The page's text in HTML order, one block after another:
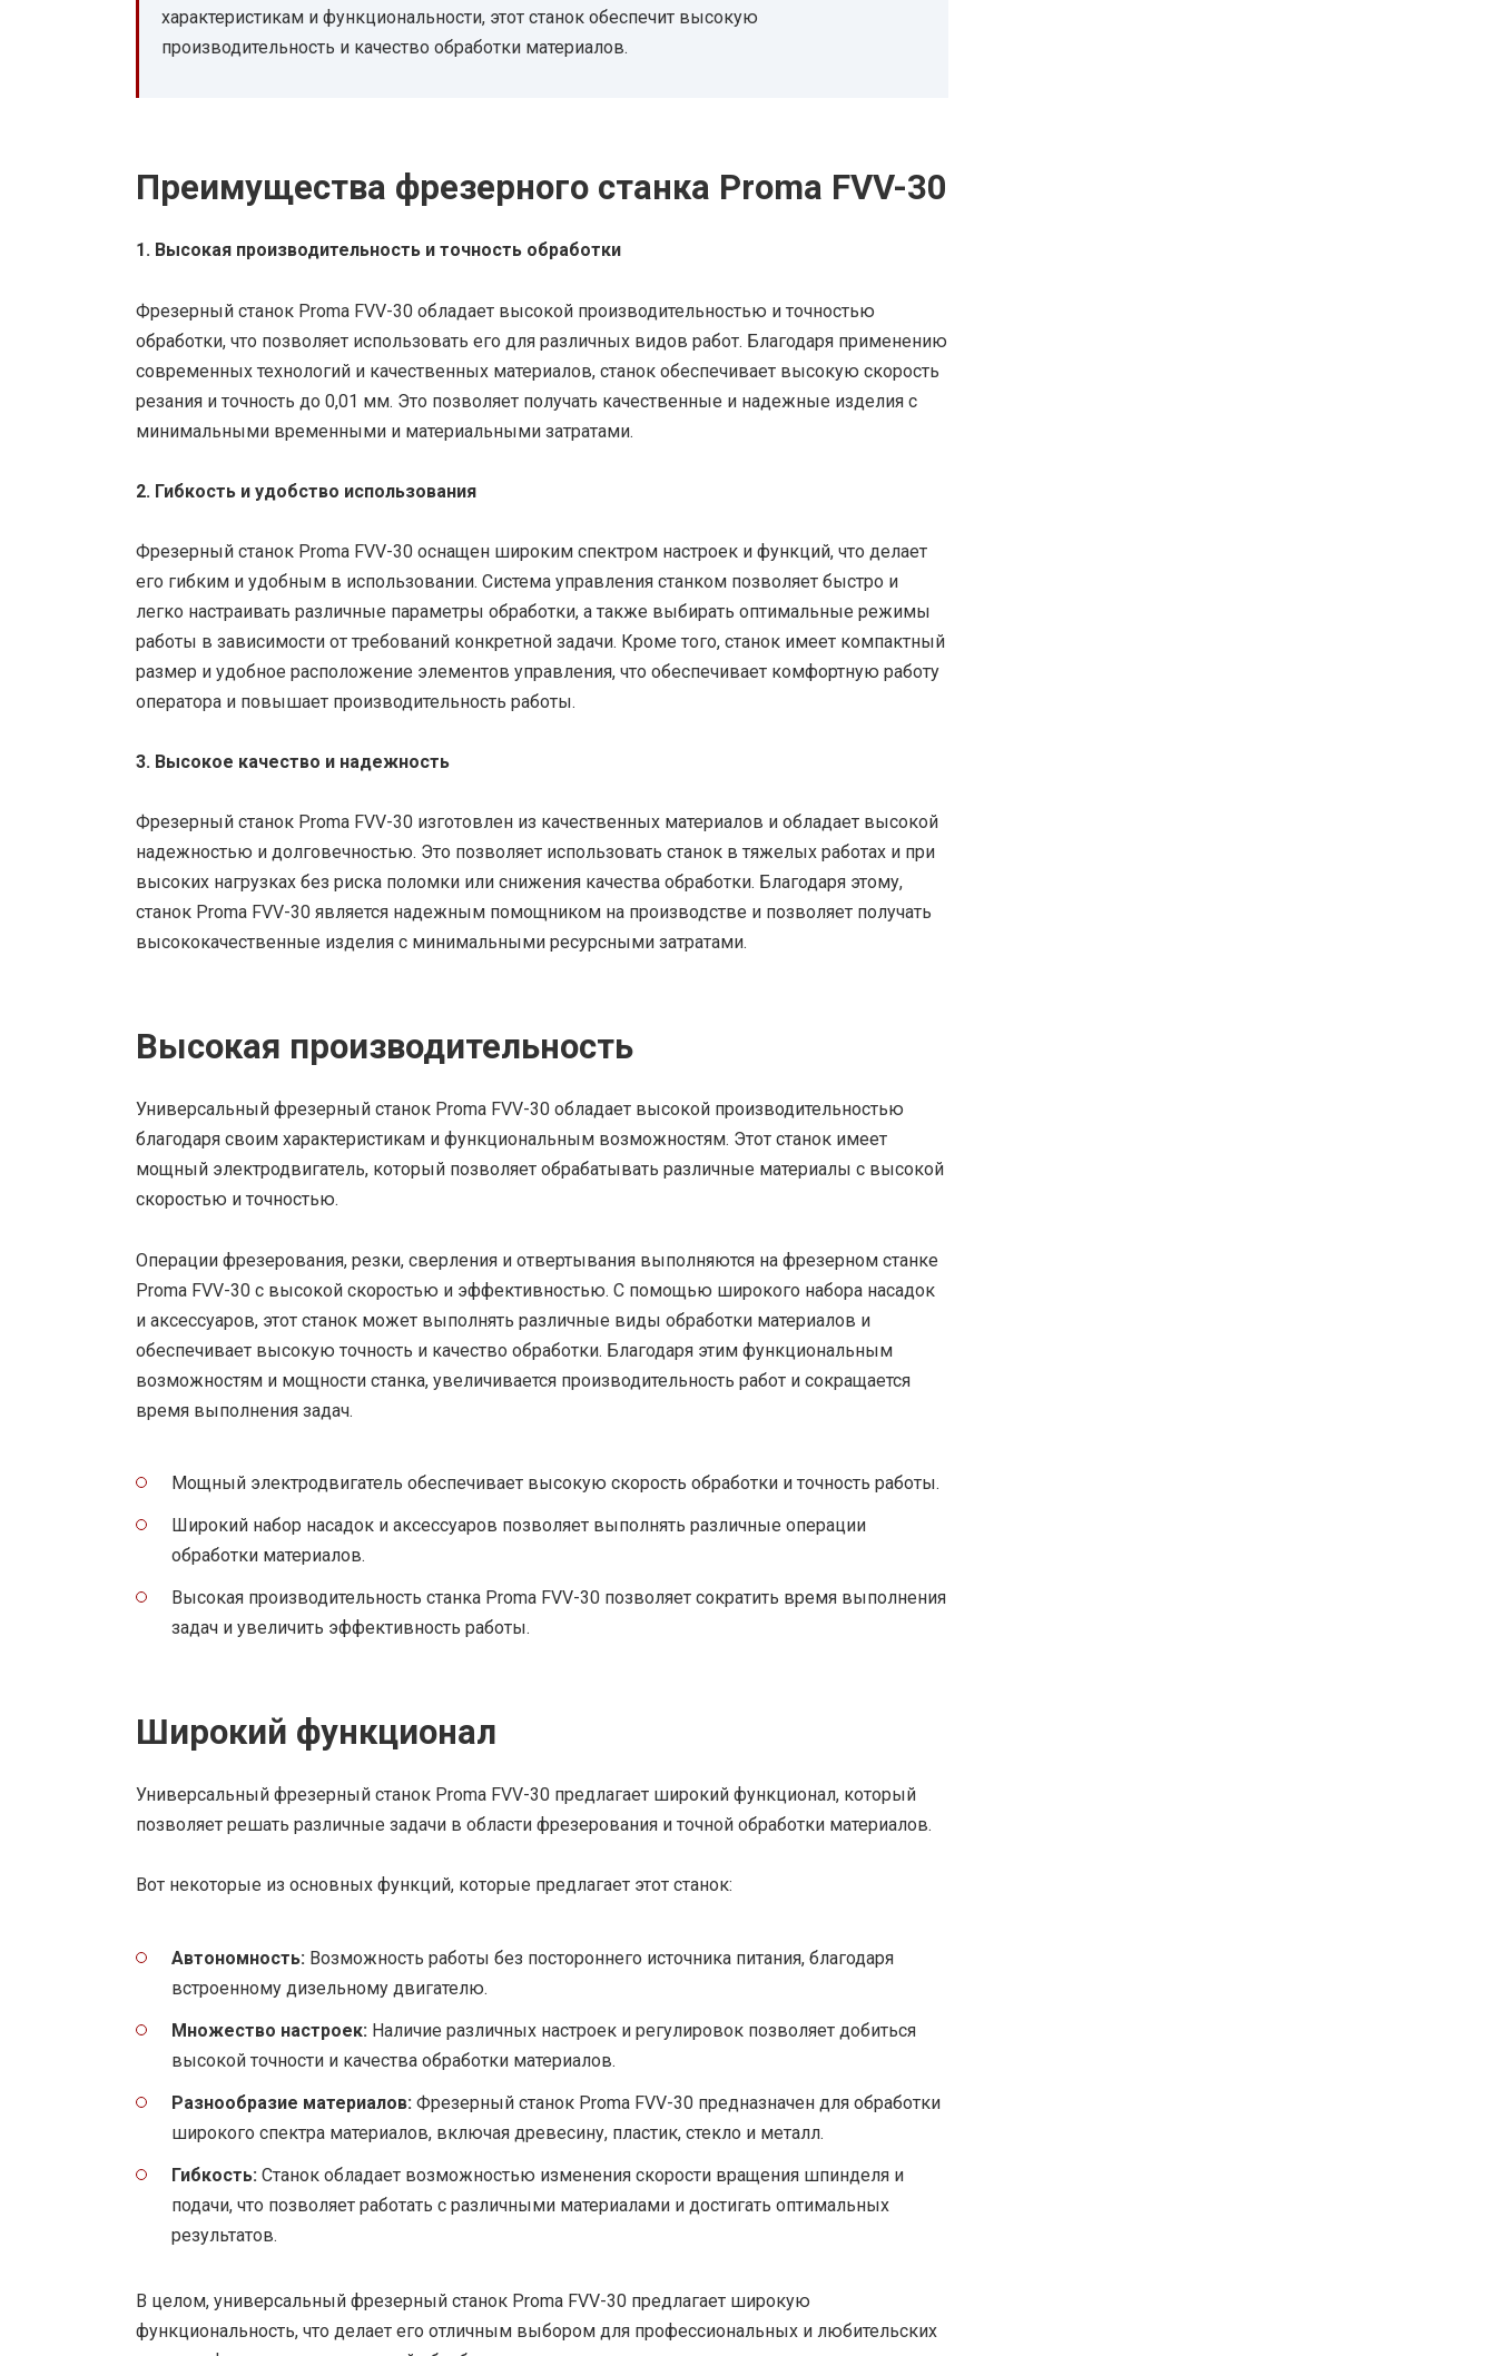
характеристикам и функциональности, этот станок обеспечит высокую
производительность и качество обработки материалов.
Преимущества фрезерного станка Proma FVV-30
1. Высокая производительность и точность обработки
Фрезерный станок Proma FVV-30 обладает высокой производительностью и точностью
обработки, что позволяет использовать его для различных видов работ. Благодаря применению
современных технологий и качественных материалов, станок обеспечивает высокую скорость
резания и точность до 0,01 мм. Это позволяет получать качественные и надежные изделия с
минимальными временными и материальными затратами.
2. Гибкость и удобство использования
Фрезерный станок Proma FVV-30 оснащен широким спектром настроек и функций, что делает
его гибким и удобным в использовании. Система управления станком позволяет быстро и
легко настраивать различные параметры обработки, а также выбирать оптимальные режимы
работы в зависимости от требований конкретной задачи. Кроме того, станок имеет компактный
размер и удобное расположение элементов управления, что обеспечивает комфортную работу
оператора и повышает производительность работы.
3. Высокое качество и надежность
Фрезерный станок Proma FVV-30 изготовлен из качественных материалов и обладает высокой
надежностью и долговечностью. Это позволяет использовать станок в тяжелых работах и при
высоких нагрузках без риска поломки или снижения качества обработки. Благодаря этому,
станок Proma FVV-30 является надежным помощником на производстве и позволяет получать
высококачественные изделия с минимальными ресурсными затратами.
Высокая производительность
Универсальный фрезерный станок Proma FVV-30 обладает высокой производительностью
благодаря своим характеристикам и функциональным возможностям. Этот станок имеет
мощный электродвигатель, который позволяет обрабатывать различные материалы с высокой
скоростью и точностью.
Операции фрезерования, резки, сверления и отвертывания выполняются на фрезерном станке
Proma FVV-30 с высокой скоростью и эффективностью. С помощью широкого набора насадок
и аксессуаров, этот станок может выполнять различные виды обработки материалов и
обеспечивает высокую точность и качество обработки. Благодаря этим функциональным
возможностям и мощности станка, увеличивается производительность работ и сокращается
время выполнения задач.
Мощный электродвигатель обеспечивает высокую скорость обработки и точность работы.
Широкий набор насадок и аксессуаров позволяет выполнять различные операции
обработки материалов.
Высокая производительность станка Proma FVV-30 позволяет сократить время выполнения
задач и увеличить эффективность работы.
Широкий функционал
Универсальный фрезерный станок Proma FVV-30 предлагает широкий функционал, который
позволяет решать различные задачи в области фрезерования и точной обработки материалов.
Вот некоторые из основных функций, которые предлагает этот станок:
Автономность: Возможность работы без постороннего источника питания, благодаря
встроенному дизельному двигателю.
Множество настроек: Наличие различных настроек и регулировок позволяет добиться
высокой точности и качества обработки материалов.
Разнообразие материалов: Фрезерный станок Proma FVV-30 предназначен для обработки
широкого спектра материалов, включая древесину, пластик, стекло и металл.
Гибкость: Станок обладает возможностью изменения скорости вращения шпинделя и
подачи, что позволяет работать с различными материалами и достигать оптимальных
результатов.
В целом, универсальный фрезерный станок Proma FVV-30 предлагает широкую
функциональность, что делает его отличным выбором для профессиональных и любительских